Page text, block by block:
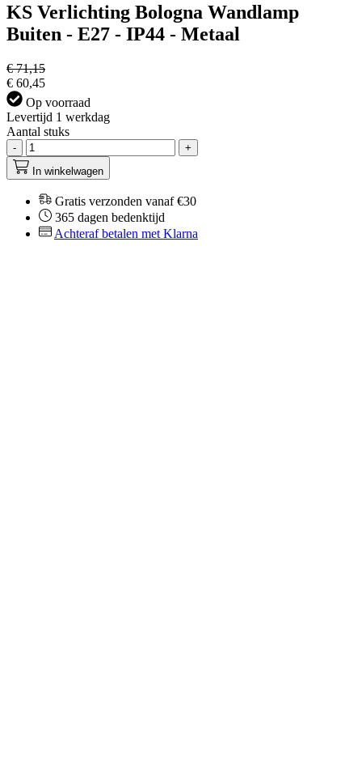
KS Verlichting Bologna Wandlamp
Buiten - E27 - IP44 - Metaal
€ 71,15
€ 60,45
Op voorraad
Levertijd 1 werkdag
Aantal stuks
-
+
In winkelwagen
Gratis verzonden vanaf €30
365 dagen bedenktijd
Achteraf betalen met Klarna